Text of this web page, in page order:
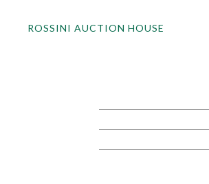
ROSSINI AUCTION HOUSE